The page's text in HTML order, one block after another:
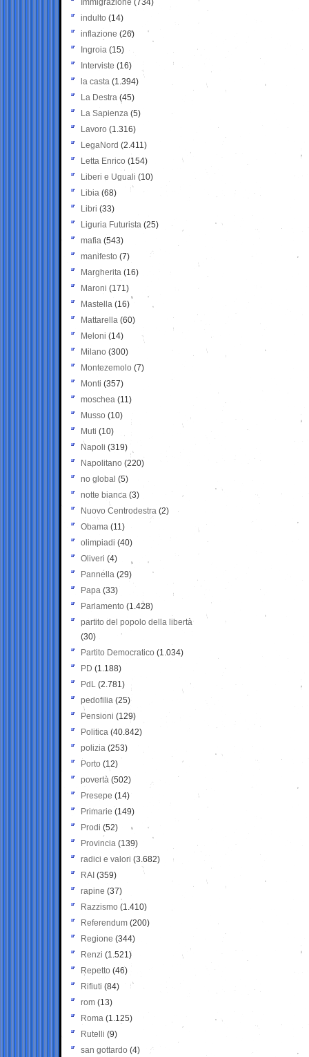
Immigrazione (734)
indulto (14)
inflazione (26)
Ingroia (15)
Interviste (16)
la casta (1.394)
La Destra (45)
La Sapienza (5)
Lavoro (1.316)
LegaNord (2.411)
Letta Enrico (154)
Liberi e Uguali (10)
Libia (68)
Libri (33)
Liguria Futurista (25)
mafia (543)
manifesto (7)
Margherita (16)
Maroni (171)
Mastella (16)
Mattarella (60)
Meloni (14)
Milano (300)
Montezemolo (7)
Monti (357)
moschea (11)
Musso (10)
Muti (10)
Napoli (319)
Napolitano (220)
no global (5)
notte bianca (3)
Nuovo Centrodestra (2)
Obama (11)
olimpiadi (40)
Oliveri (4)
Pannella (29)
Papa (33)
Parlamento (1.428)
partito del popolo della libertà
(30)
Partito Democratico (1.034)
PD (1.188)
PdL (2.781)
pedofilia (25)
Pensioni (129)
Politica (40.842)
polizia (253)
Porto (12)
povertà (502)
Presepe (14)
Primarie (149)
Prodi (52)
Provincia (139)
radici e valori (3.682)
RAI (359)
rapine (37)
Razzismo (1.410)
Referendum (200)
Regione (344)
Renzi (1.521)
Repetto (46)
Rifiuti (84)
rom (13)
Roma (1.125)
Rutelli (9)
san gottardo (4)